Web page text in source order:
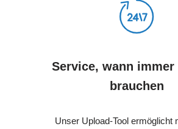
Service, wann immer
brauchen
Unser Upload-Tool ermöglicht